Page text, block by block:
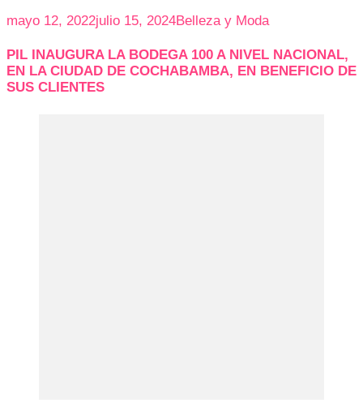
mayo 12, 2022julio 15, 2024Belleza y Moda
PIL INAUGURA LA BODEGA 100 A NIVEL NACIONAL,
EN LA CIUDAD DE COCHABAMBA, EN BENEFICIO DE
SUS CLIENTES